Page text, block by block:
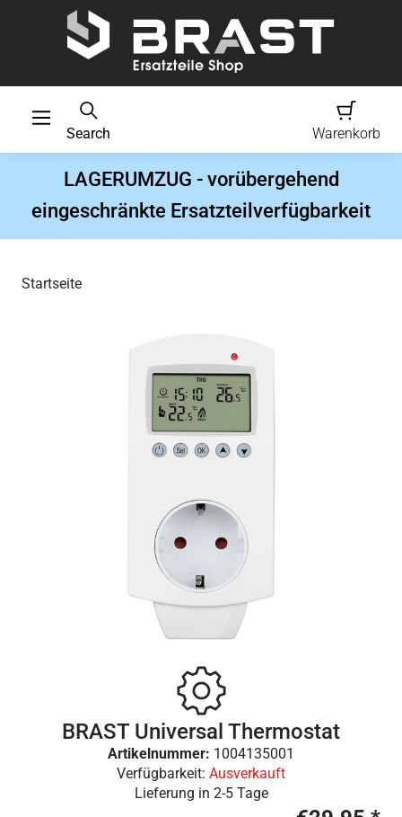
Search Warenkorb
LAGERUMZUG - vorübergehend
eingeschränkte Ersatzteilverfügbarkeit
Startseite
BRAST Universal Thermostat
Artikelnummer: 1004135001
Verfügbarkeit: Ausverkauft
Lieferung in 2-5 Tage